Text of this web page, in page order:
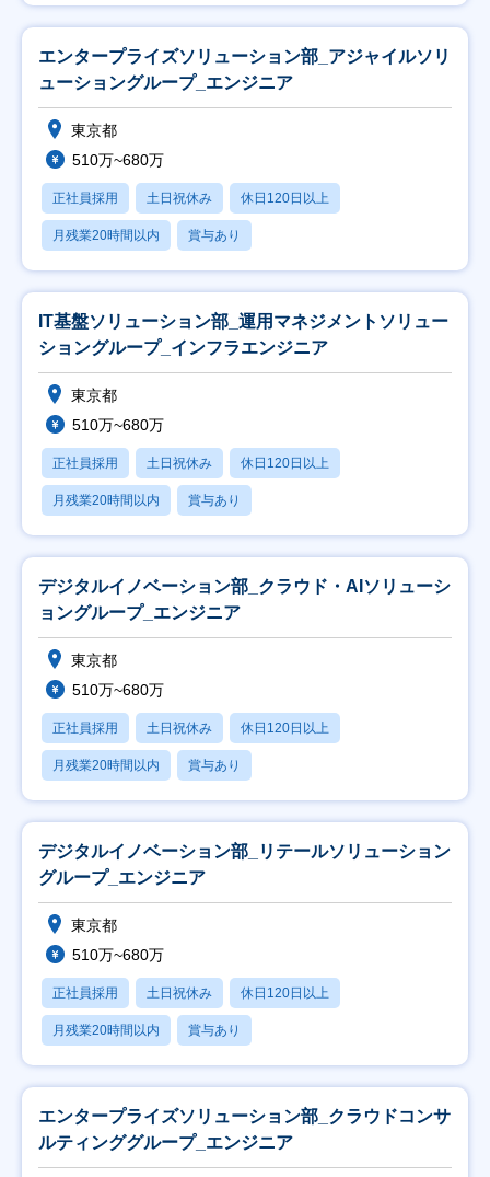
エンタープライズソリューション部_アジャイルソリ
ューショングループ_エンジニア
東京都
510万~680万
正社員採用 土日祝休み 休日120日以上
月残業20時間以内 賞与あり
IT基盤ソリューション部_運用マネジメントソリュー
ショングループ_インフラエンジニア
東京都
510万~680万
正社員採用 土日祝休み 休日120日以上
月残業20時間以内 賞与あり
デジタルイノベーション部_クラウド・AIソリューシ
ョングループ_エンジニア
東京都
510万~680万
正社員採用 土日祝休み 休日120日以上
月残業20時間以内 賞与あり
デジタルイノベーション部_リテールソリューション
グループ_エンジニア
東京都
510万~680万
正社員採用 土日祝休み 休日120日以上
月残業20時間以内 賞与あり
エンタープライズソリューション部_クラウドコンサ
ルティンググループ_エンジニア